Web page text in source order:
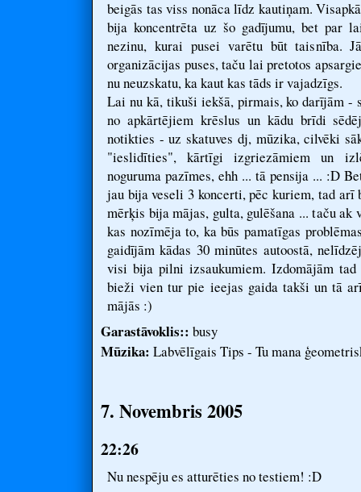
beigās tas viss nonāca līdz kautiņam.
bija koncentrēta uz šo gadījumu, bet par
nezinu, kurai pusei varētu būt taisnība.
organizācijas puses, taču lai pretotos
nu neuzskatu, ka kaut kas tāds ir vajadzīgs.
Lai nu kā, tikuši iekšā, pirmais, ko darījām -
no apkārtējiem krēslus un kādu brīdi
notikties - uz skatuves dj, mūzika, cilvēki
"ieslidīties", kārtīgi izgriezāmiem un
noguruma pazīmes, ehh ... tā pensija ... :D
jau bija veseli 3 koncerti, pēc kuriem, tad
mērķis bija mājas, gulta, gulēšana ... taču ak
kas nozīmēja to, ka būs pamatīgas
gaidījām kādas 30 minūtes autoostā,
visi bija pilni izsaukumiem. Izdomājām
bieži vien tur pie ieejas gaida takši un tā
mājās :)
Garastāvoklis:: busy
Mūzika: Labvēlīgais Tips - Tu mana
7. Novembris 2005
22:26
Nu nespēju es atturēties no testiem! :D